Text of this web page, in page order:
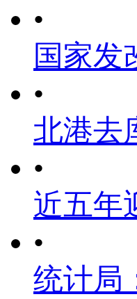
•
国家发
•
北港去
•
近五年
•
统计局